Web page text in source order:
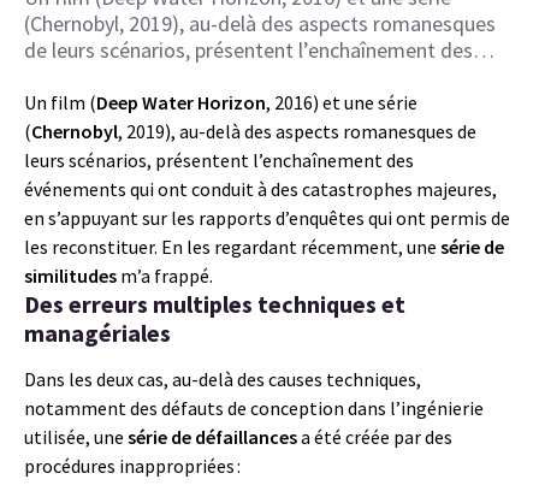
(Chernobyl, 2019), au-delà des aspects romanesques
de leurs scénarios, présentent l’enchaînement des…
Un film (Deep Water Horizon, 2016) et une série
(Chernobyl, 2019), au-delà des aspects romanesques de
leurs scénarios, présentent l’enchaînement des
événements qui ont conduit à des catastrophes majeures,
en s’appuyant sur les rapports d’enquêtes qui ont permis de
les reconstituer. En les regardant récemment, une série de
similitudes m’a frappé.
Des erreurs multiples techniques et
managériales
Dans les deux cas, au-delà des causes techniques,
notamment des défauts de conception dans l’ingénierie
utilisée, une série de défaillancesa été créée par des
procédures inappropriées :